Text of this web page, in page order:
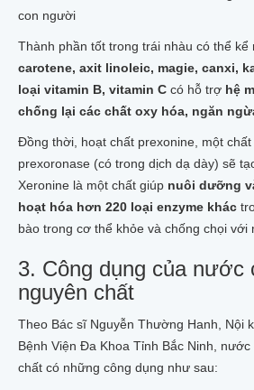
con người
Thành phần tốt trong trái nhàu có thể kể
carotene, axit linoleic, magie, canxi,
loại vitamin B, vitamin C có hỗ trợ hệ
chống lại các chất oxy hóa, ngăn
Đồng thời, hoạt chất prexonine, một
prexoronase (có trong dịch dạ dày) sẽ
Xeronine là một chất giúp nuôi dưỡng
hoạt hóa hơn 220 loại enzyme khác
bào trong cơ thể khỏe và chống chọi với
3. Công dụng của nước
nguyên chất
Theo Bác sĩ Nguyễn Thường Hanh, Nội
Bệnh Viện Đa Khoa Tỉnh Bắc Ninh,
chất có những công dụng như sau: